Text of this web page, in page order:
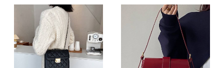
ック ホワイト K-B0297
ッグ 通勤バッグ 通学バッグ おし
ゃれバッグ ブラック K-B0292